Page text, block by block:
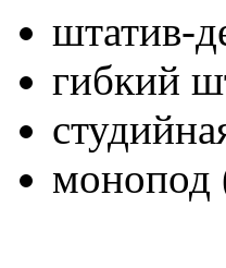
штатив-
гибкий
монопод